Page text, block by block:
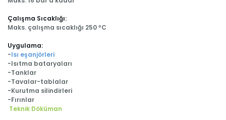
Çalışma Sıcaklığı:
Maks. çalışma sıcaklığı 250 ºC
Uygulama:
-Isı eşanjörleri
-Isıtma bataryaları
-Tanklar
-Tavalar-tablalar
-Kurutma silindirleri
-Fırınlar
Teknik Döküman